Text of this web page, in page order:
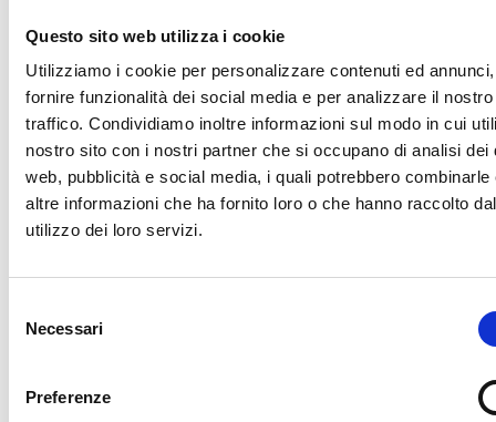
Questo sito web utilizza i cookie
Utilizziamo i cookie per personalizzare contenuti ed
fornire funzionalità dei social media e per analizzare il nostro
traffico. Condividiamo inoltre informazioni sul modo in cui
nostro sito con i nostri partner che si occupano di analisi dei
web, pubblicità e social media, i quali potrebbero combinarle
altre informazioni che ha fornito loro o che hanno raccolto
utilizzo dei loro servizi.
delNecessari
Preferenze
finale va arrotondato all’unità di euro (per eccesso se
la prima cifra dopo la virgola è uguale o superiore a 5;
per difetto se la prima cifra dopo la virgola è inferiore
a 5) secondo la seguente formula: importo sede +
(importo singola unità locale x numero unità locali) =
importo totale da arrotondare.
Imprese già iscritte nella sezione
speciale del Registro Imprese e
Tipologia d'impresa